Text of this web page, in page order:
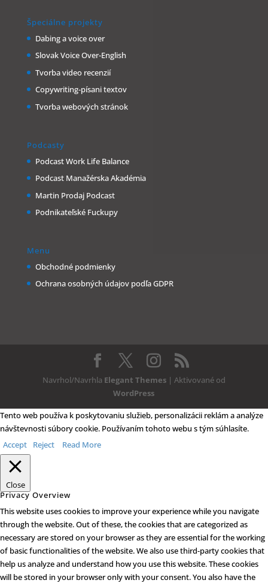
Špeciálne projekty
Dabing a voice over
Slovak Voice Over-English
Tvorba video recenzií
Copywriting-písani textov
Tvorba webových stránok
Podcasty
Podcast Work Life Balance
Podcast Manažérska Akadémia
Martin Prodaj Podcast
Podnikateľské Fuckupy
Menu
Obchodné podmienky
Ochrana osobných údajov podľa GDPR
Navrhol/Navrhla Elegant Themes| Aktivované od
WordPress
Tento web používa k poskytovaniu služieb, personalizácii reklám a analýze
návštevnosti súbory cookie. Používaním tohoto webu s tým súhlasíte.
Accept
Reject Read More
Close
Privacy Overview
This website uses cookies to improve your experience while you navigate
through the website. Out of these, the cookies that are categorized as
necessary are stored on your browser as they are essential for the working
of basic functionalities of the website. We also use third-party cookies that
help us analyze and understand how you use this website. These cookies
will be stored in your browser only with your consent. You also have the